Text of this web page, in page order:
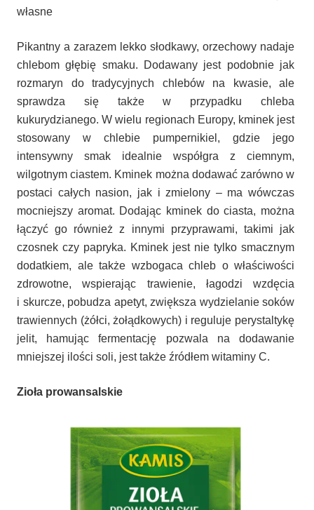
własne
Pikantny a zarazem lekko słodkawy, orzechowy nadaje
chlebom głębię smaku. Dodawany jest podobnie jak
rozmaryn do tradycyjnych chlebów na kwasie, ale
sprawdza się także w przypadku chleba
kukurydzianego. W wielu regionach Europy, kminek jest
stosowany w chlebie pumpernikiel, gdzie jego
intensywny smak idealnie współgra z ciemnym,
wilgotnym ciastem. Kminek można dodawać zarówno w
postaci całych nasion, jak i zmielony – ma wówczas
mocniejszy aromat. Dodając kminek do ciasta, można
łączyć go również z innymi przyprawami, takimi jak
czosnek czy papryka. Kminek jest nie tylko smacznym
dodatkiem, ale także wzbogaca chleb o właściwości
zdrowotne, wspierając trawienie, łagodzi wzdęcia
i skurcze, pobudza apetyt, zwiększa wydzielanie soków
trawiennych (żółci, żołądkowych) i reguluje perystaltykę
jelit, hamując fermentację pozwala na dodawanie
mniejszej ilości soli, jest także źródłem witaminy C.
Zioła prowansalskie